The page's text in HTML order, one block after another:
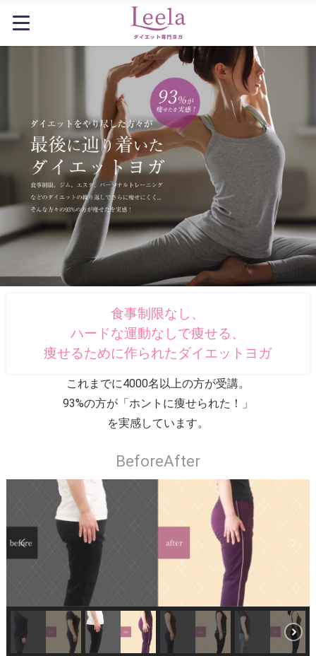
食事制限なし、
ハードな運動なしで痩せる、
痩せるために作られたダイエットヨガ
これまでに4000名以上の方が受講。
93%の方が「ホントに痩せられた！」
を実感しています。
BeforeAfter